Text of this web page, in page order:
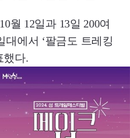
월 12일과 13일 200여
대에서 ‘팔금도 트레킹
했다.